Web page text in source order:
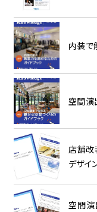
内装で
空間演
店舗改
デザイ
空間演